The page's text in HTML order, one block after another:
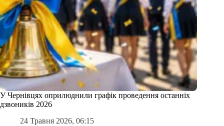
У Чернівцях оприлюднили графік проведення останніх
дзвоників 2026
24 Травня 2026, 06:15